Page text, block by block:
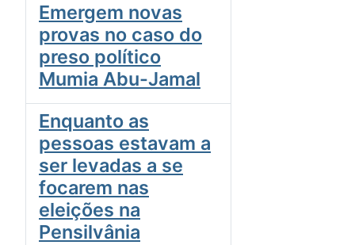
Emergem novas
provas no caso do
preso político
Mumia Abu-Jamal
Enquanto as
pessoas estavam a
ser levadas a se
focarem nas
eleições na
Pensilvânia